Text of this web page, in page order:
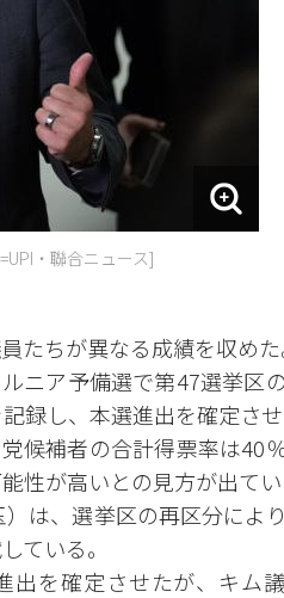
・聯合ニュース]
たちが異なる成績を収めた
ニア予備選で第47選挙区
録し、本選進出を確定させ
候補者の合計得票率は40
性が高いとの見方が出てい
は、選挙区の再区分によ
ている。
出を確定させたが、キム